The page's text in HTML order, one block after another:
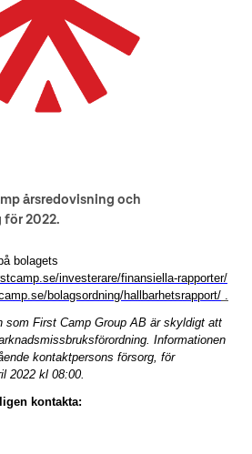
årsredovisning och
för 2022.
bolagets
investerare/finansiella-rapporter/
bolagsordning/hallbarhetsrapport/
som First Camp Group AB är skyldigt att
Informationen
kontaktpersons försorg, för
2022 kl 08:00.
kontakta: